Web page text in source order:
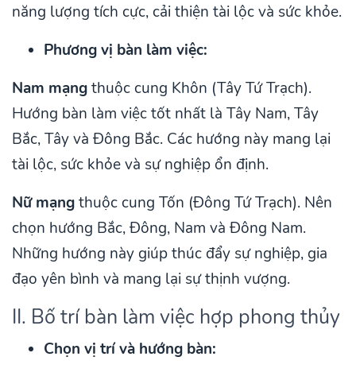
năng lượng tích cực, cải thiện tài lộc và sức khỏe.
Phương vị bàn làm việc:
Nam mạngthuộc cung Khôn (Tây Tứ Trạch).
Hướng bàn làm việc tốt nhất là Tây Nam, Tây
Bắc, Tây và Đông Bắc. Các hướng này mang lại
tài lộc, sức khỏe và sự nghiệp ổn định.
Nữ mạngthuộc cung Tốn (Đông Tứ Trạch). Nên
chọn hướng Bắc, Đông, Nam và Đông Nam.
Những hướng này giúp thúc đẩy sự nghiệp, gia
đạo yên bình và mang lại sự thịnh vượng.
II. Bố trí bàn làm việc hợp phong thủy
Chọn vị trí và hướng bàn: